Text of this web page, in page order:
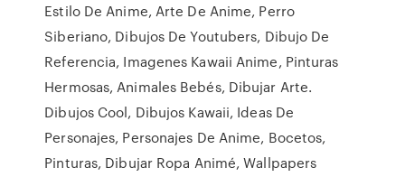
Estilo De Anime, Arte De Anime, Perro
Siberiano, Dibujos De Youtubers, Dibujo De
Referencia, Imagenes Kawaii Anime, Pinturas
Hermosas, Animales Bebés, Dibujar Arte.
Dibujos Cool, Dibujos Kawaii, Ideas De
Personajes, Personajes De Anime, Bocetos,
Pinturas, Dibujar Ropa Animé, Wallpapers